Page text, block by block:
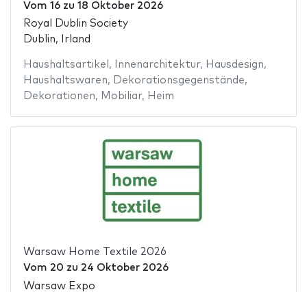
Vom 16zu 18 Oktober 2026
Royal Dublin Society
Dublin, Irland
Haushaltsartikel , Innenarchitektur, Hausdesign,
Haushaltswaren, Dekorationsgegenstände,
Dekorationen, Mobiliar, Heim
Warsaw Home Textile 2026
Vom 20 zu 24 Oktober 2026
Warsaw Expo